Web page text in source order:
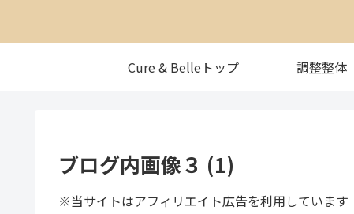
Cure & Belleトップ 調整整体
ブログ内画像３ (1)
※当サイトはアフィリエイト広告を利用しています